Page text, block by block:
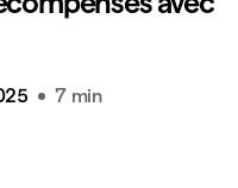
7 min